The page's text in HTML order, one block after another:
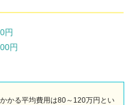
円
円
かる平均費用は80～120万円とい